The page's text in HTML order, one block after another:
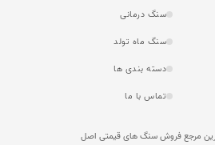
سنگ درمانی
سنگ ماه تولد
دسته بندی ها
تماس با ما
مرجع فروش سنگ های قیمتی اصل